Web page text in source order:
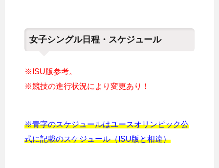
女子シングル日程・スケジュール
※ISU版参考。
※競技の進行状況により変更あり！
※青字のスケジュールはユースオリンピック公
式に記載のスケジュール（ISU版と相違）